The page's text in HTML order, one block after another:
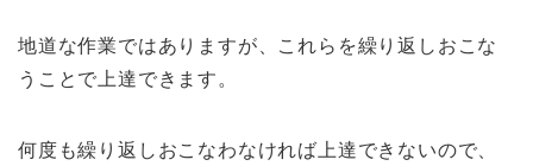
地道な作業ではありますが、これらを繰り返しおこな
うことで上達できます。
何度も繰り返しおこなわなければ上達できないので、